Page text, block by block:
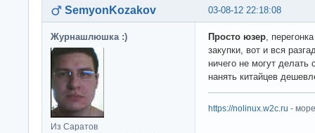
03-08-12 22:18:08
SemyonKozakov
Журнашлюшка :)
Из Саратов
Просто юзер,
закупки, вот и вся
ничего не могут делать
нанять китайцев
https://nolinux.w2c.ru -